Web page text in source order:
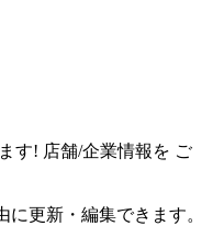
す! 店舗/企業情報を ご
更新・編集できます。